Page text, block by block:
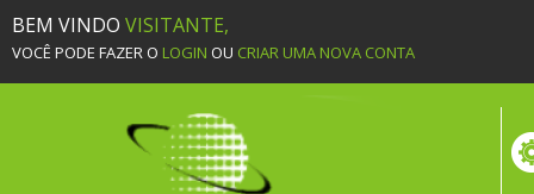
BEM VINDO VISITANTE,
VOCÊ PODE FAZER O LOGIN OU CRIAR UMA NOVA CONTA